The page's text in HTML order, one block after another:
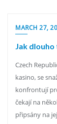
MARCH 27,
Jak
Czech
kasino, se
konfrontují
čekají na
připsány na